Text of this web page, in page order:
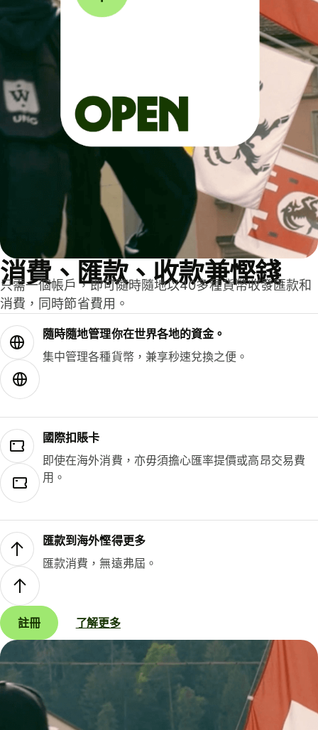
消費、匯款、收款兼慳錢
只需一個帳戶，即可隨時隨地以40多種貨幣收發匯款和
消費，同時節省費用。
隨時隨地管理你在世界各地的資金。
集中管理各種貨幣，兼享秒速兌換之便。
國際扣賬卡
即使在海外消費，亦毋須擔心匯率提價或高昂交易費
用。
匯款到海外慳得更多
匯款消費，無遠弗屆。
註冊 了解更多